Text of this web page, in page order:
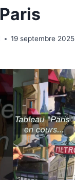
19 septembre 2025